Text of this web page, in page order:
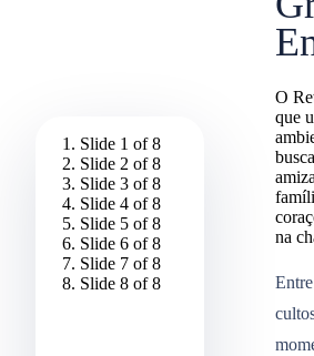
Slide 1 of 8
Slide 2 of 8
Slide 3 of 8
Slide 4 of 8
Slide 5 of 8
Slide 6 of 8
Slide 7 of 8
Slide 8 of 8
O
que
na